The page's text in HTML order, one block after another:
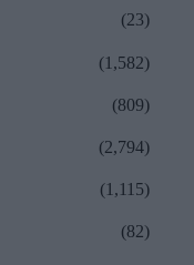
(23)
(1,582)
(809)
(2,794)
(1,115)
(82)